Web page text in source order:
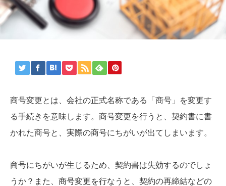
商号変更とは、会社の正式名称である「商号」を変更す
る手続きを意味します。商号変更を行うと、契約書に書
かれた商号と、実際の商号にちがいが出てしまいます。
商号にちがいが生じるため、契約書は失効するのでしょ
うか？また、商号変更を行なうと、契約の再締結などの